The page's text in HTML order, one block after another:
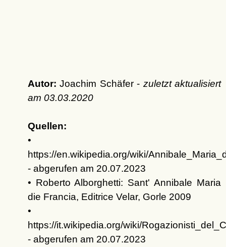
Autor: Joachim Schäfer - zuletzt aktualisiert
am 03.03.2020
Quellen:
•
https://en.wikipedia.org/wiki/
- abgerufen am 20.07.2023
• Roberto Alborghetti: Sant' Annibale Maria
die Francia, Editrice Velar, Gorle 2009
•
https://it.wikipedia.org/wiki/
- abgerufen am 20.07.2023